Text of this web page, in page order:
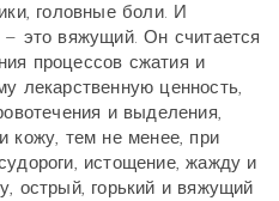
головные боли. И
это вяжущий. Он считается
процессов сжатия и
лекарственную ценность,
и выделения,
кожу, тем не менее, при
истощение, жажду и
острый, горький и вяжущий